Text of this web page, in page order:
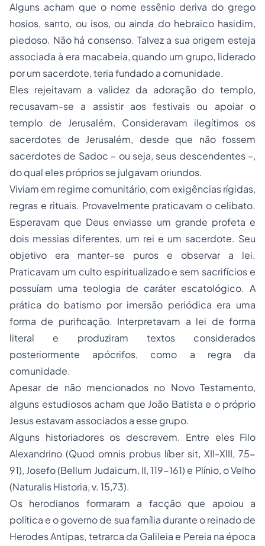
Alguns acham que o nome essênio deriva do grego
hosios, santo, ou isos, ou ainda do hebraico hasidim,
piedoso. Não há consenso. Talvez a sua origem esteja
associada à era macabeia, quando um grupo, liderado
por um sacerdote, teria fundado a comunidade.
Eles rejeitavam a validez da adoração do templo,
recusavam-se a assistir aos festivais ou apoiar o
templo de Jerusalém. Consideravam ilegítimos os
sacerdotes de Jerusalém, desde que não fossem
sacerdotes de Sadoc – ou seja, seus descendentes –,
do qual eles próprios se julgavam oriundos.
Viviam em regime comunitário, com exigências rígidas,
regras e rituais. Provavelmente praticavam o celibato.
Esperavam que Deus enviasse um grande profeta e
dois messias diferentes, um rei e um sacerdote. Seu
objetivo era manter-se puros e observar a lei.
Praticavam um culto espiritualizado e sem sacrifícios e
possuíam uma teologia de caráter escatológico. A
prática do batismo por imersão periódica era uma
forma de purificação. Interpretavam a lei de forma
literal e produziram textos considerados
posteriormente apócrifos, como a regra da
comunidade.
Apesar de não mencionados no Novo Testamento,
alguns estudiosos acham que João Batista e o próprio
Jesus estavam associados a esse grupo.
Alguns historiadores os descrevem. Entre eles Filo
Alexandrino (Quod omnis probus líber sit, XII-XIII, 75-
91), Josefo (Bellum Judaicum, II, 119-161) e Plínio, o Velho
(Naturalis Historia, v. 15,73).
Os herodianos formaram a facção que apoiou a
política e o governo de sua família durante o reinado de
Herodes Antipas, tetrarca da Galileia e Pereia na época